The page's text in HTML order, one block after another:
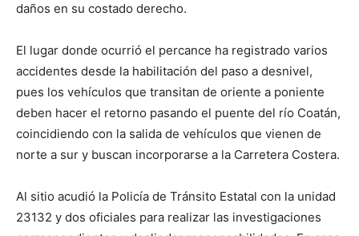
daños en su costado derecho.
El lugar donde ocurrió el percance ha registrado varios
accidentes desde la habilitación del paso a desnivel,
pues los vehículos que transitan de oriente a poniente
deben hacer el retorno pasando el puente del río Coatán,
coincidiendo con la salida de vehículos que vienen de
norte a sur y buscan incorporarse a la Carretera Costera.
Al sitio acudió la Policía de Tránsito Estatal con la unidad
23132 y dos oficiales para realizar las investigaciones